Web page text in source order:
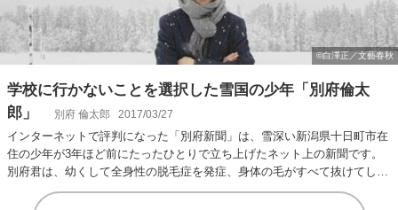
学校に行かないことを選択した雪国の少年「別府倫太
郎」
別府 倫太郎 2017/03/27
インターネットで評判になった「別府新聞」は、雪深い新潟県十日町市在
住の少年が3年ほど前にたったひとりで立ち上げたネット上の新聞です。
別府君は、幼くして全身性の脱毛症を発症、身体の毛がすべて抜けてしま
いました。また…